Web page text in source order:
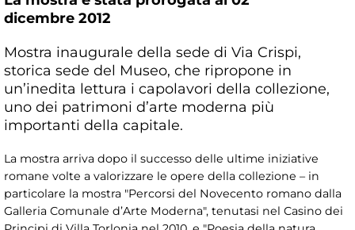
dicembre 2012
Mostra inaugurale della sede di Via Crispi,
storica sede del Museo, che ripropone in
un’inedita lettura i capolavori della collezione,
uno dei patrimoni d’arte moderna più
importanti della capitale.
La mostra arriva dopo il successo delle ultime iniziative
romane volte a valorizzare le opere della collezione – in
particolare la mostra "Percorsi del Novecento romano dalla
Galleria Comunale d’Arte Moderna", tenutasi nel Casino dei